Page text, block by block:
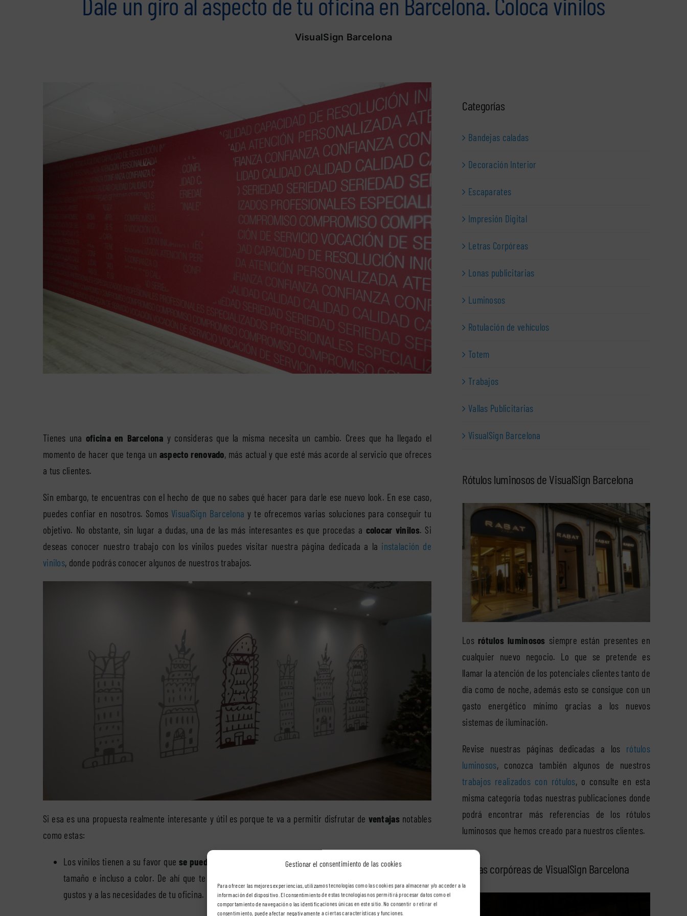
Gestionar el consentimiento de las cookies
Para ofrecer las mejores experiencias, utilizamos tecnologías como las cookies para almacenar y/o acceder a la
información del dispositivo. El consentimiento de estas tecnologías nos permitirá procesar datos como el
comportamiento de navegación o las identificaciones únicas en este sitio. No consentir o retirar el
consentimiento, puede afectar negativamente a ciertas características y funciones.
VisualSign Barcelona
Tienes una oficina en Barcelona y consideras que la misma necesita un cambio. Crees que ha llegado el
momento de hacer que tenga un aspecto renovado, más actual y que esté más acorde al servicio que ofreces
a tus clientes.
Sin embargo, te encuentras con el hecho de que no sabes qué hacer para darle ese nuevo look. En ese caso,
puedes confiar en nosotros. Somos VisualSign Barcelona y te ofrecemos varias soluciones para conseguir tu
objetivo. No obstante, sin lugar a dudas, una de las más interesantes es que procedas a colocar vinilos. Si
deseas conocer nuestro trabajo con los vinilos puedes visitar nuestra página dedicada a la instalación de
vinilos, donde podrás conocer algunos de nuestros trabajos.
Si esa es una propuesta realmente interesante y útil es porque te va a permitir disfrutar de ventajasnotables
como estas:
Los vinilos tienen a su favor que se pueden personalizar por completo, tanto en cuanto a forma como a
tamaño e incluso a color. De ahí que te los podamos diseñar para que estén acordes totalmente a tus
gustos y a las necesidades de tu oficina.
Categorías
Bandejas caladas
Decoración Interior
Escaparates
Impresión Digital
Letras Corpóreas
Lonas publicitarias
Luminosos
Rotulación de vehículos
Totem
Trabajos
Vallas Publicitarias
VisualSign Barcelona
Rótulos luminosos de VisualSign Barcelona
Los rótulos luminosos siempre están presentes en
cualquier nuevo negocio. Lo que se pretende es
llamar la atención de los potenciales clientes tanto de
día como de noche, además esto se consigue con un
gasto energético mínimo gracias a los nuevos
sistemas de iluminación.
Revise nuestras páginas dedicadas a los rótulos
luminosos, conozca también algunos de nuestros
trabajos realizados con rótulos, o consulte en esta
misma categoría todas nuestras publicaciones donde
podrá encontrar más referencias de los rótulos
luminosos que hemos creado para nuestros clientes.
Letras corpóreas de VisualSign Barcelona